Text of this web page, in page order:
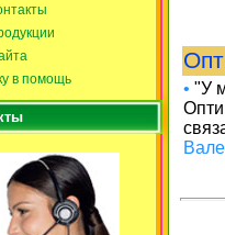
в помощь
• "У